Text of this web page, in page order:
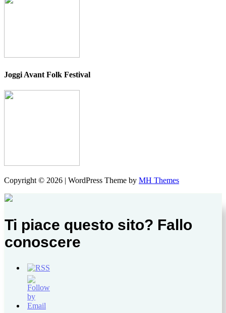
Joggi Avant Folk Festival
Copyright © 2026 | WordPress Theme by MH Themes
Ti piace questo sito? Fallo
conoscere